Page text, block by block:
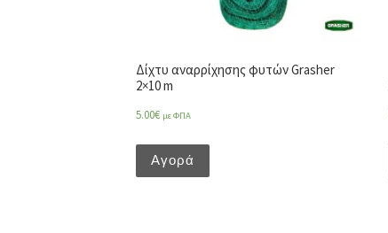
Δίχτυ αναρρίχησης φυτών Grasher
2×10 m
5.00€ με ΦΠΑ
Αγορά